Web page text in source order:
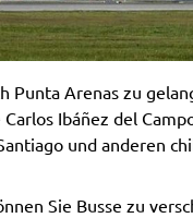
Punta Arenas zu
Ibáñez del
und anderen
Sie Busse zu